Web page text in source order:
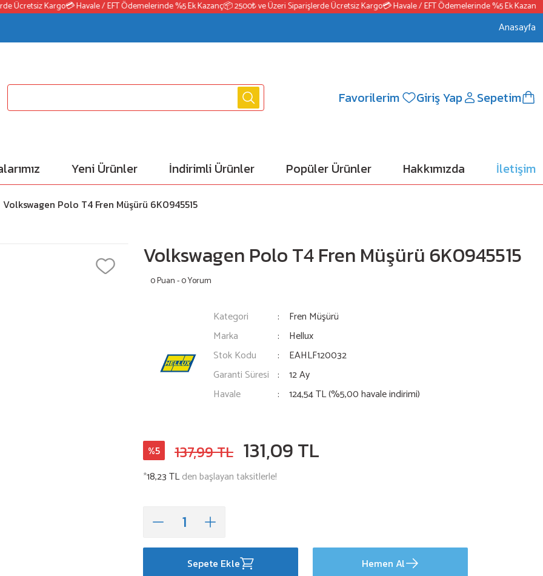
Kargo💳 Havale / EFT Ödemelerinde %5 Ek Kazanç📦 2500₺ ve Üzeri Siparişlerde Ücretsiz Kargo💳 Havale / EFT Ödemelerinde %5 Ek Kazanç
Anasayfa
Favorilerim Giriş Yap Sepetim
Yeni Ürünler İndirimli Ürünler Popüler Ürünler Hakkımızda İletişim
Volkswagen Polo T4 Fren Müşürü 6K0945515
Volkswagen Polo T4 Fren Müşürü 6K0945515
0 Puan - 0 Yorum
Kategori
Fren Müşürü
Marka
Hellux
Stok Kodu
EAHLF120032
Garanti Süresi
12 Ay
Havale
124,54 TL (%5,00 havale indirimi)
%5 137,99 TL 131,09 TL
*18,23 TLden başlayan taksitlerle!
Sepete Ekle Hemen Al